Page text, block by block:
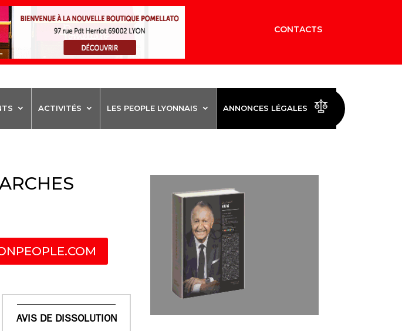
CONTACTS
ACTIVITÉS LES PEOPLE LYONNAIS ANNONCES LÉGALES
AVIS DE DISSOLUTION